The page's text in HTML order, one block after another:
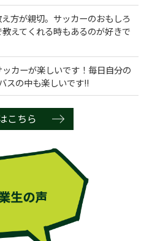
方が親切。サッカーのおもしろ
えてくれる時もあるのが好きで
カーが楽しいです！毎日自分の
スの中も楽しいです!!
こちら